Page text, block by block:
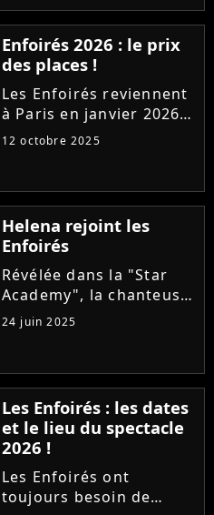
Coeur. Si Florent Pagny
et Helena seront de la
partie, un pilier de la
troupe...
Enfoirés 2026 : le prix
des places !
Les Enfoirés reviennent
à Paris en janvier 2026
pour sept concerts à
Alors que la mise en
vente est imminente,
voici le prix des places...
12 octobre 2025
Helena rejoint les
Enfoirés
Révélée dans la "Star
Academy", la chanteuse
Helena rencontre un
succès important avec
"Hélé". Alors qu'elle
sillonne les routes avec
sa tournée, la
chanteuse a accepté...
24 juin 2025
Les Enfoirés : les dates
et le lieu du spectacle
2026 !
Les Enfoirés ont
toujours besoin de